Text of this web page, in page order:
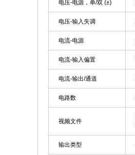
电压-电源，单/双 (±)
电压-输入失调
电流-电源
电流-输入偏置
电流-输出/通道
电路数
视频文件
输出类型